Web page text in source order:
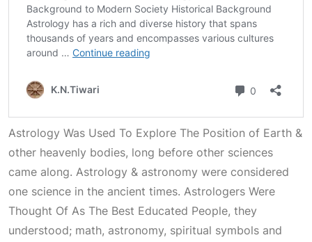
Astrology Was Used To Explore The Position of Earth &
other heavenly bodies, long before other sciences
came along. Astrology & astronomy were considered
one science in the ancient times. Astrologers Were
Thought Of As The Best Educated People, they
understood; math, astronomy, spiritual symbols and